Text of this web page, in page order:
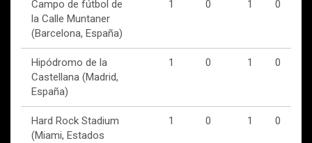
Campo de fútbol de
la Calle Muntaner
(Barcelona, España)
1 0 1 0
Hipódromo de la
Castellana (Madrid,
España)
1 0 1 0
Hard Rock Stadium
(Miami, Estados
1 0 1 0